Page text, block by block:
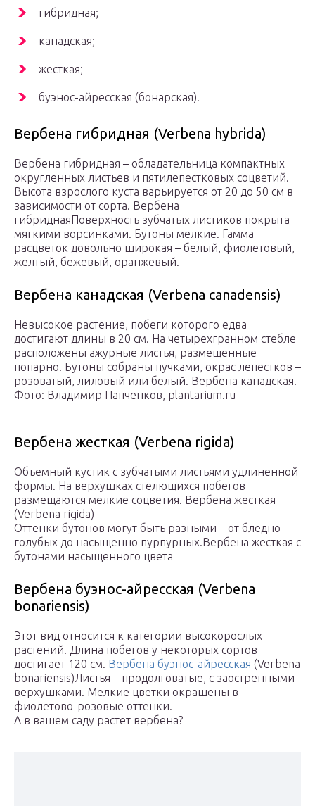
гибридная;
канадская;
жесткая;
буэнос-айресская (бонарская).
Вербена гибридная (Verbena hybrida)
Вербена гибридная – обладательница компактных
округленных листьев и пятилепестковых соцветий.
Высота взрослого куста варьируется от 20 до 50 см в
зависимости от сорта. Вербена
гибриднаяПоверхность зубчатых листиков покрыта
мягкими ворсинками. Бутоны мелкие. Гамма
расцветок довольно широкая – белый, фиолетовый,
желтый, бежевый, оранжевый.
Вербена канадская (Verbena canadensis)
Невысокое растение, побеги которого едва
достигают длины в 20 см. На четырехгранном стебле
расположены ажурные листья, размещенные
попарно. Бутоны собраны пучками, окрас лепестков –
розоватый, лиловый или белый. Вербена канадская.
Фото: Владимир Папченков, plantarium.ru
Вербена жесткая (Verbena rigida)
Объемный кустик с зубчатыми листьями удлиненной
формы. На верхушках стелющихся побегов
размещаются мелкие соцветия. Вербена жесткая
(Verbena rigida)
Оттенки бутонов могут быть разными – от бледно
голубых до насыщенно пурпурных.Вербена жесткая с
бутонами насыщенного цвета
Вербена буэнос-айресская (Verbena
bonariensis)
Этот вид относится к категории высокорослых
растений. Длина побегов у некоторых сортов
достигает 120 см. Вербена буэнос-айресская (Verbena
bonariensis)Листья – продолговатые, с заостренными
верхушками. Мелкие цветки окрашены в
фиолетово-розовые оттенки.
А в вашем саду растет вербена?